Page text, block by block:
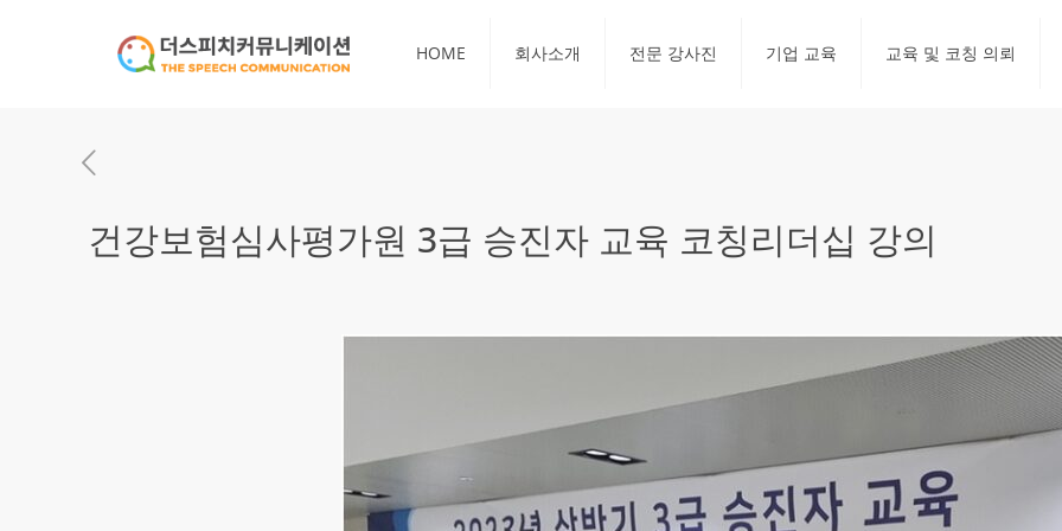
HOME 회사소개 전문 강사진 기업 교육 교육 및 코칭 의뢰
건강보험심사평가원 3급 승진자 교육 코칭리더십 강의